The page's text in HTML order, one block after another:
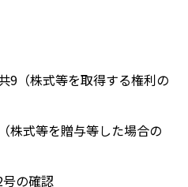
（株式等を取得する権利の
式等を贈与等した場合の
号の確認